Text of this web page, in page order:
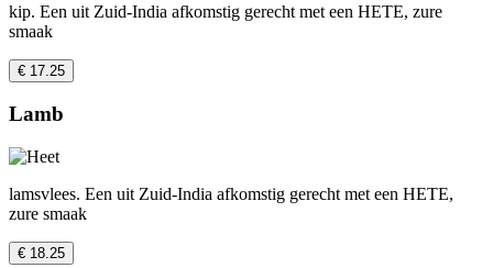
kip. Een uit Zuid-India afkomstig gerecht met een HETE, zure
smaak
€ 17.25
Lamb
lamsvlees. Een uit Zuid-India afkomstig gerecht met een HETE,
zure smaak
€ 18.25